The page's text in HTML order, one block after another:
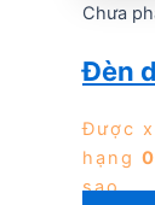
Chưa
Đèn
Được
hạng 0
sao